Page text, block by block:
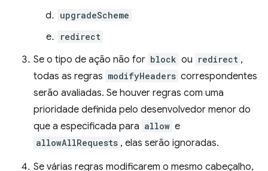
upgradeScheme
redirect
Se o tipo de ação não for block ou redirect ,
todas as regras modifyHeaders correspondentes
serão avaliadas. Se houver regras com uma
prioridade definida pelo desenvolvedor menor do
que a especificada para allow e
allowAllRequests , elas serão ignoradas.
Se várias regras modificarem o mesmo cabeçalho,